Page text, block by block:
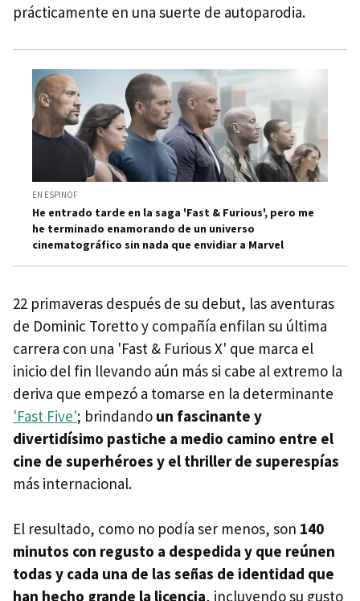
prácticamente en una suerte de autoparodia.
EN ESPINOF
He entrado tarde en la saga 'Fast & Furious', pero me
he terminado enamorando de un universo
cinematográfico sin nada que envidiar a Marvel
22 primaveras después de su debut, las aventuras
de Dominic Toretto y compañía enfilan su última
carrera con una 'Fast & Furious X' que marca el
inicio del fin llevando aún más si cabe al extremo la
deriva que empezó a tomarse en la determinante
'Fast Five'; brindando un fascinante y
divertidísimo pastiche a medio camino entre el
cine de superhéroes y el thriller de superespías
más internacional.
El resultado, como no podía ser menos, son 140
minutos con regusto a despedida y que reúnen
todas y cada una de las señas de identidad que
han hecho grande la licencia, incluyendo su gusto